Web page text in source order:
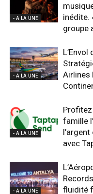
- A LA UNE
inédite.
groupe
- A LA UNE
Airlines
- A LA UNE
Profitez
famille
avec
- A LA UNE
fluidité